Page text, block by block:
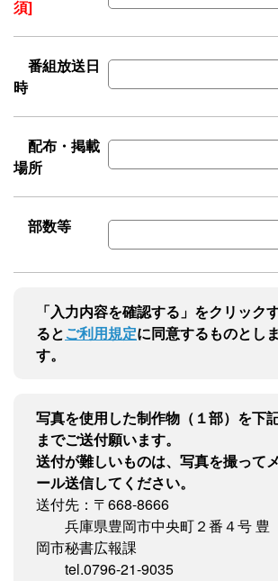
須]
番組放送日
時
配布・掲載
場所
部数等
「入力内容を確認する」をクリック
るとご利用規定に同意するものとしま
す。
写真を使用した制作物（１部）を下
までご送付願います。
送付が難しいものは、写真を撮ってメ
ール送信してください。
送付先：〒668-8666
兵庫県豊岡市中央町２番４号 豊
岡市秘書広報課
tel.0796-21-9035